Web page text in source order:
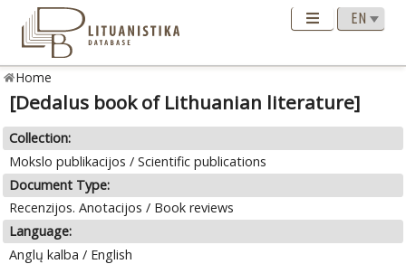
Home
[Dedalus book of Lithuanian literature]
Collection:
Mokslo publikacijos / Scientific publications
Document Type:
Recenzijos. Anotacijos / Book reviews
Language:
Anglų kalba / English